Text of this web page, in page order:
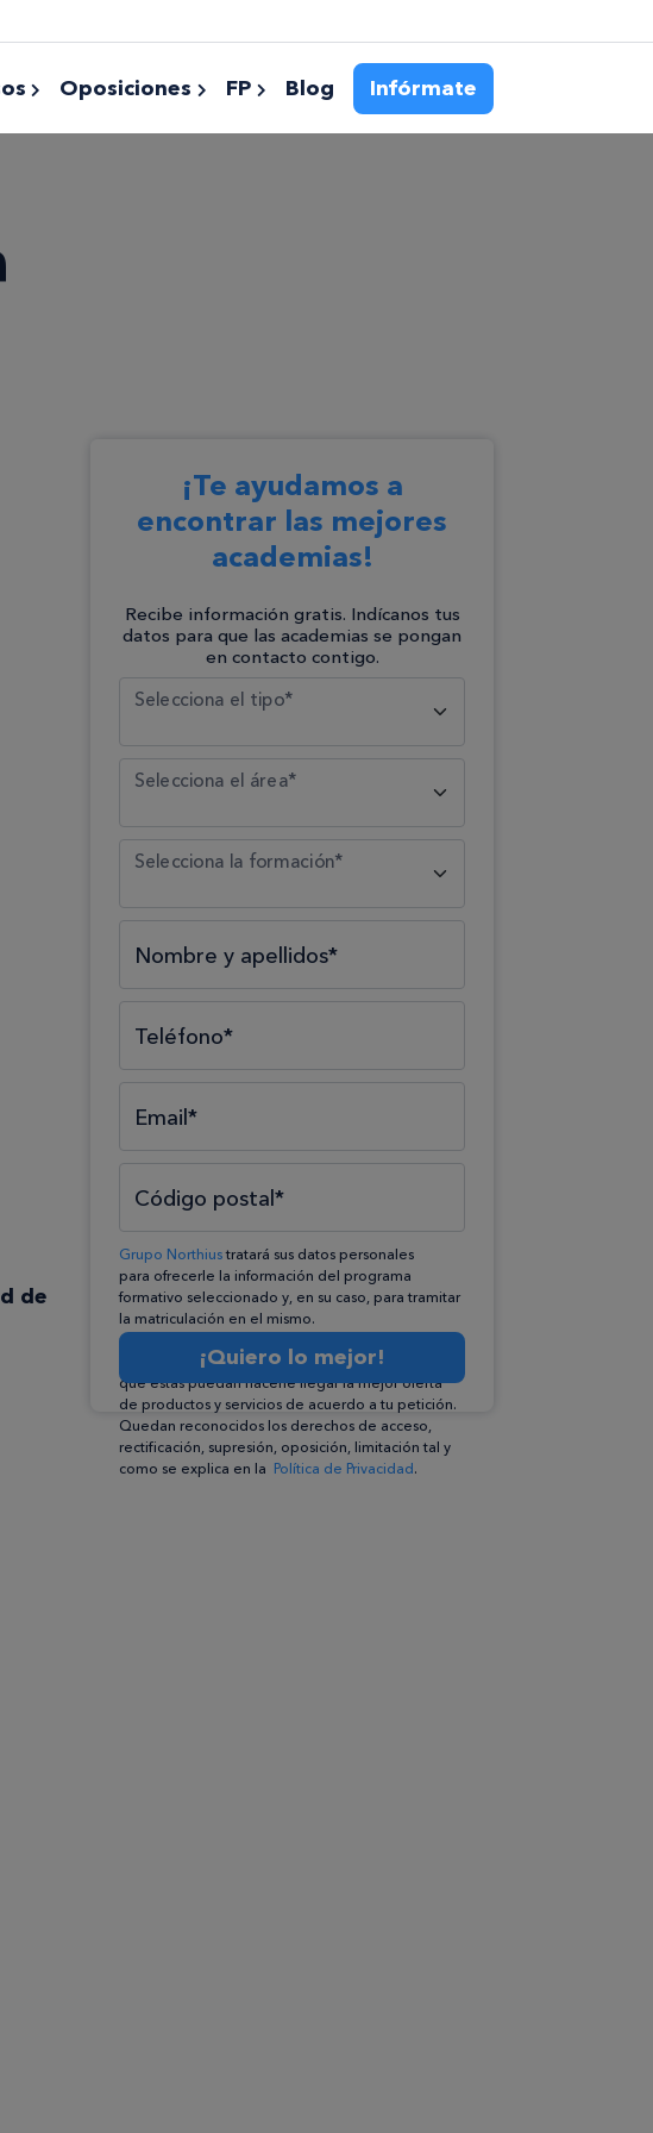
Oposiciones FP Blog Infórmate
de
¡Te ayudamos a
encontrar las mejores
academias!
Recibe información gratis. Indícanos tus
datos para que las academias se pongan
en contacto contigo.
Selecciona el tipo*
Selecciona el área*
Selecciona la formación*
Nombre y apellidos*
Teléfono*
Email*
Código postal*
Grupo Northiustratará sus datos personales
para ofrecerle la información del programa
formativo seleccionado y, en su caso, para tramitar
la matriculación en el mismo.
Compartiremos su solicitud con las empresas que
conforman elGrupo Northius, con el objeto de
que éstas puedan hacerle llegar la mejor oferta
de productos y servicios de acuerdo a tu petición.
Quedan reconocidos los derechos de acceso,
rectificación, supresión, oposición, limitación tal y
como se explica en la Política de Privacidad.
¡Quiero lo mejor!